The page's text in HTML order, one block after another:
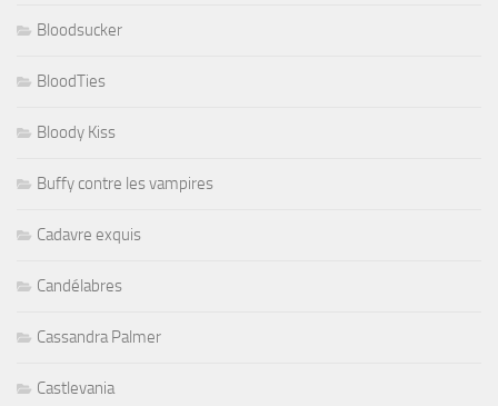
Bloodsucker
BloodTies
Bloody Kiss
Buffy contre les vampires
Cadavre exquis
Candélabres
Cassandra Palmer
Castlevania